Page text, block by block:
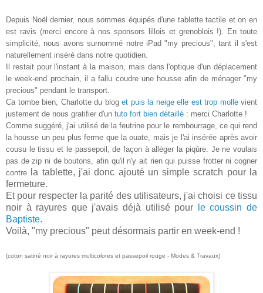
Depuis Noël dernier, nous sommes équipés d'une tablette tactile et on en
est ravis (merci encore à nos sponsors lillois et grenoblois !). En toute
simplicité, nous avons surnommé notre iPad "my precious", tant il s'est
naturellement inséré dans notre quotidien
Il restait pour l'instant à la maison, mais dans l'optique d'un déplacement
le week-end prochain, il a fallu coudre une housse afin de ménager "my
precious" pendant le transport.
Ca tombe bien, Charlotte du blog et puis la neige elle est trop mollevient
justement de nous gratifier d'un tuto fort bien détaillé : merci Charlotte !
Comme suggéré, j'ai utilisé de la feutrine pour le rembourrage, ce qui rend
la housse un peu plus ferme que la ouate, mais je l'ai insérée après avoir
cousu le tissu et le passepoil, de façon à alléger la piqûre. Je ne voulais
pas de zip ni de boutons, afin qu'il n'y ait rien qui puisse frotter ni cogner
contre la tablette, j'ai donc ajouté un simple scratch pour la
fermeture.
Et pour respecter la parité des utilisateurs, j'ai choisi ce tissu
noir à rayures que j'avais déjà utilisé pour
le coussin de
Baptiste.
Voilà, "my precious" peut désormais partir en week-end !
(coton satiné noir à rayures multicolores et passepoil rouge - Modes & Travaux)